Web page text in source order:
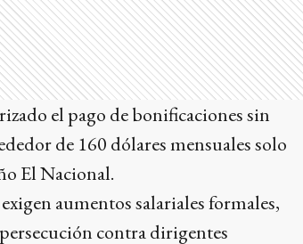
el pago de bonificaciones sin
de 160 dólares mensuales solo
El Nacional.
aumentos salariales formales,
contra dirigentes